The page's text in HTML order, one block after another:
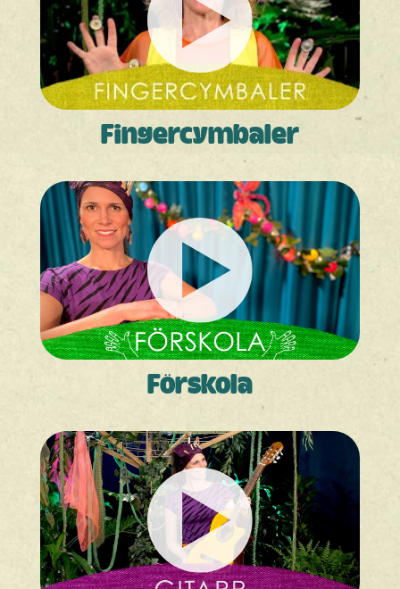
Finger­cymbaler
Förskola